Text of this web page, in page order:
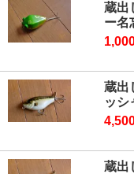
蔵出
ー名
蔵出
ッシ
蔵出